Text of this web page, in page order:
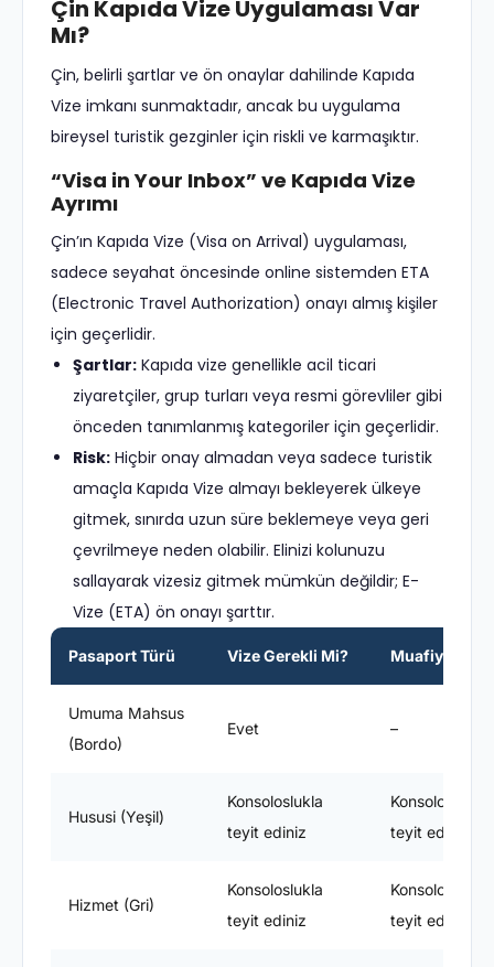
Çin Kapıda Vize Uygulaması Var
Mı?
Çin, belirli şartlar ve ön onaylar dahilinde Kapıda
Vize imkanı sunmaktadır, ancak bu uygulama
bireysel turistik gezginler için riskli ve karmaşıktır.
“Visa in Your Inbox” ve Kapıda Vize
Ayrımı
Çin’ın Kapıda Vize (Visa on Arrival) uygulaması,
sadece seyahat öncesinde online sistemden ETA
(Electronic Travel Authorization) onayı almış kişiler
için geçerlidir.
Şartlar: Kapıda vize genellikle acil ticari
ziyaretçiler, grup turları veya resmi görevliler gibi
önceden tanımlanmış kategoriler için geçerlidir.
Risk: Hiçbir onay almadan veya sadece turistik
amaçla Kapıda Vize almayı bekleyerek ülkeye
gitmek, sınırda uzun süre beklemeye veya geri
çevrilmeye neden olabilir. Elinizi kolunuzu
sallayarak vizesiz gitmek mümkün değildir; E-
Vize (ETA) ön onayı şarttır.
Pasaport Türü Vize Gerekli Mi? Muafiyet
Umuma Mahsus
(Bordo)
Evet –
Hususi (Yeşil)
Konsoloslukla
teyit ediniz
Konsoloslukla
teyit ediniz
Hizmet (Gri)
Konsoloslukla
teyit ediniz
Konsoloslukla
teyit ediniz